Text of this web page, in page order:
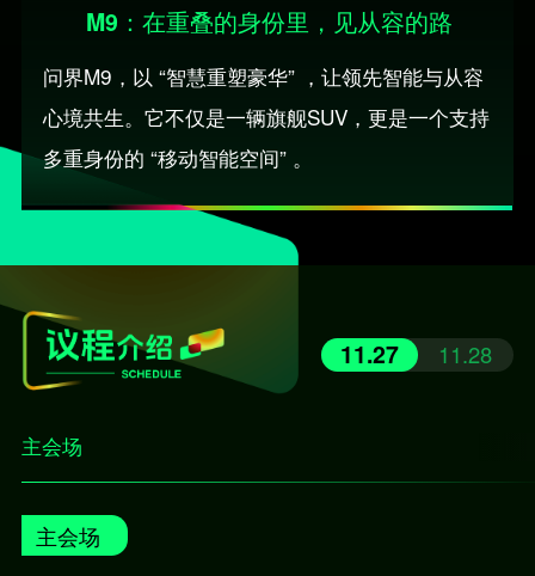
M9：在重叠的身份里，见从容的路
问界M9，以 “智慧重塑豪华” ，让领先智能与从容
心境共生。它不仅是一辆旗舰SUV，更是一个支持
多重身份的 “移动智能空间” 。
11.27 11.28
主会场
主会场